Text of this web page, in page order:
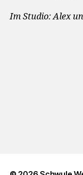
Im Studio: Alex